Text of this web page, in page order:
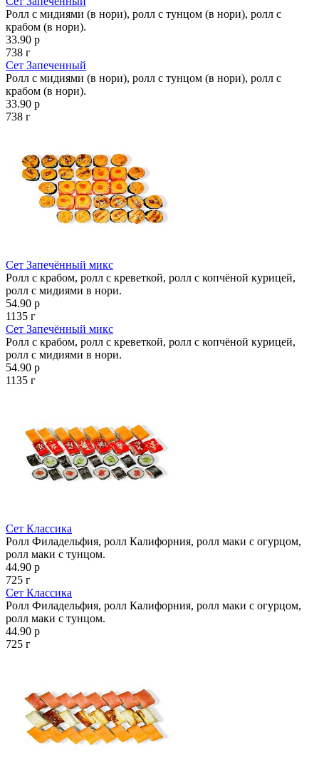
Ролл с мидиями (в нори), ролл с тунцом (в нори), ролл с
крабом (в нори).
33.90 р
738 г
Сет Запеченный
Ролл с мидиями (в нори), ролл с тунцом (в нори), ролл с
крабом (в нори).
33.90 р
738 г
Сет Запечённый микс
Ролл с крабом, ролл с креветкой, ролл с копчёной курицей,
ролл с мидиями в нори.
54.90 р
1135 г
Сет Запечённый микс
Ролл с крабом, ролл с креветкой, ролл с копчёной курицей,
ролл с мидиями в нори.
54.90 р
1135 г
Сет Классика
Ролл Филадельфия, ролл Калифорния, ролл маки с огурцом,
ролл маки с тунцом.
44.90 р
725 г
Сет Классика
Ролл Филадельфия, ролл Калифорния, ролл маки с огурцом,
ролл маки с тунцом.
44.90 р
725 г